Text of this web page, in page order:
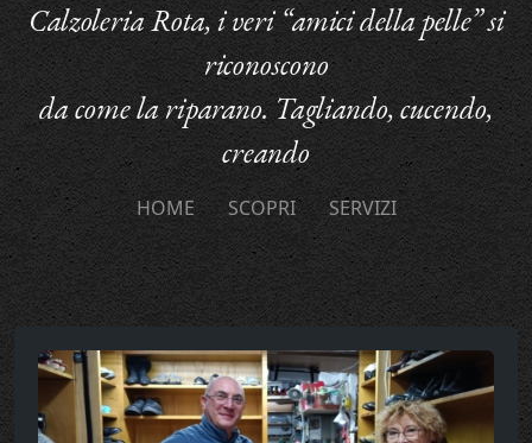
Calzoleria Rota, i veri “amici della pelle” si
riconoscono
da come la riparano. Tagliando, cucendo,
creando
HOME SCOPRI SERVIZI